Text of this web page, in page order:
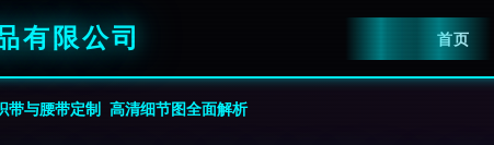
有限公司 首页
带与腰带定制 高清细节图全面解析